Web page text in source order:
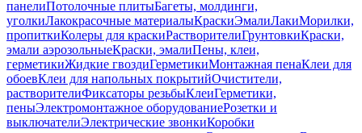
панелиПотолочные плитыБагеты, молдинги,
уголкиЛакокрасочные материалыКраскиЭмалиЛакиМорилки,
пропиткиКолеры для краскиРастворителиГрунтовкиКраски,
эмали аэрозольныеКраски, эмалиПены, клеи,
герметикиЖидкие гвоздиГерметикиМонтажная пенаКлеи для
обоевКлеи для напольных покрытийОчистители,
растворителиФиксаторы резьбыКлеиГерметики,
пеныЭлектромонтажное оборудованиеРозетки и
выключателиЭлектрические звонкиКоробки